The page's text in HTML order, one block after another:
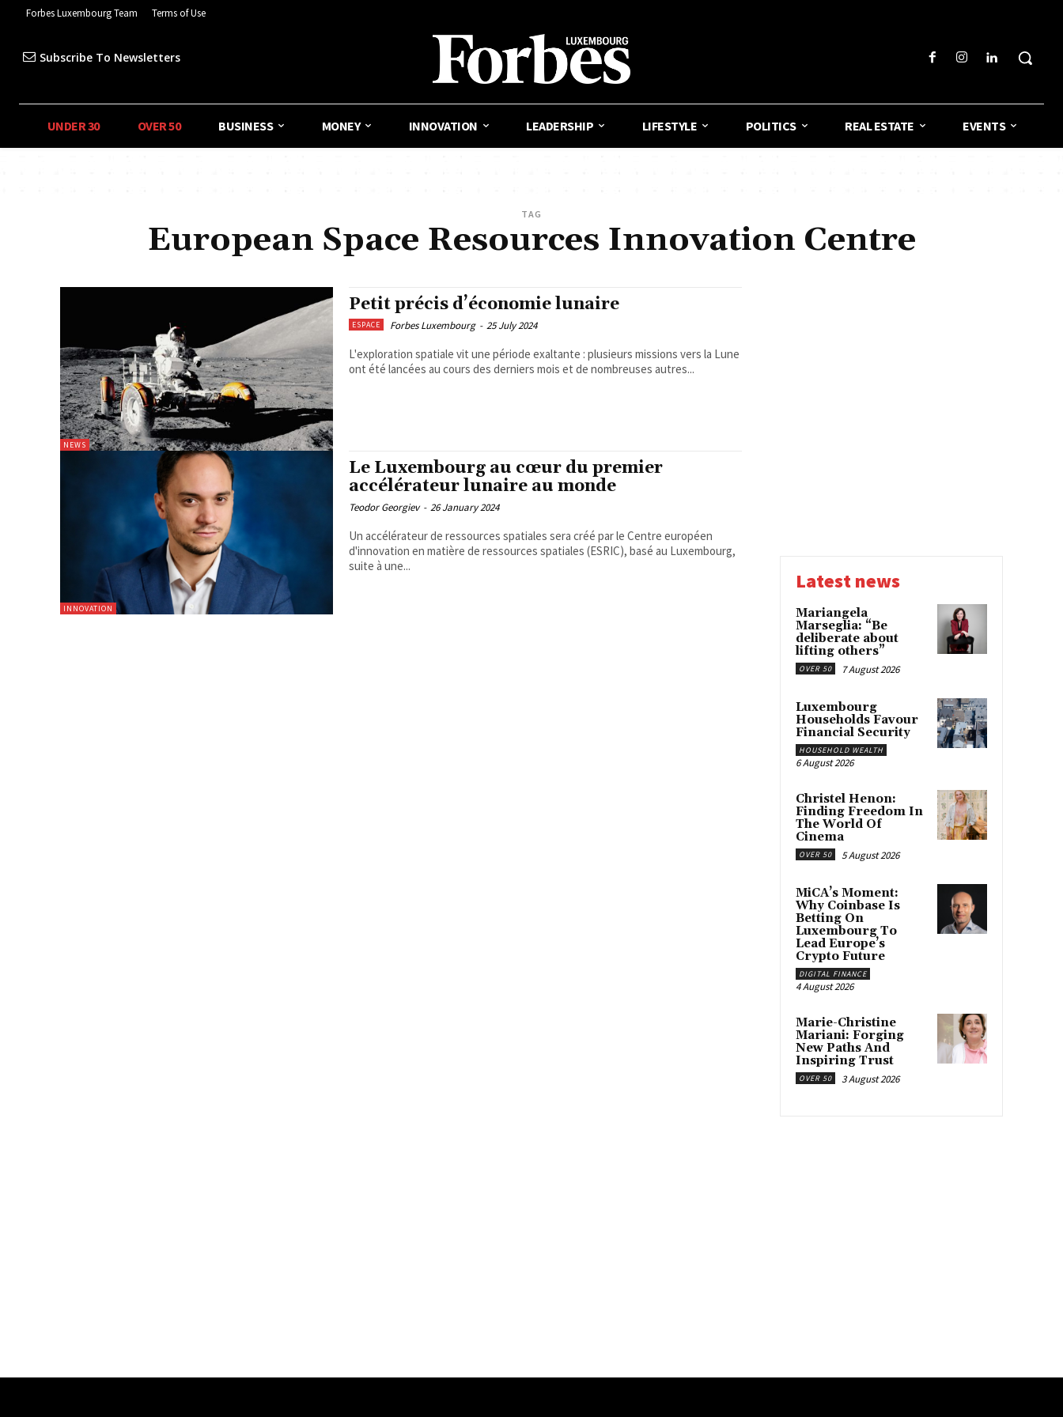
Forbes Luxembourg Team Terms of Use
Subscribe To Newsletters
UNDER 30 OVER 50 BUSINESS MONEY INNOVATION LEADERSHIP LIFESTYLE POLITICS REAL ESTATE EVENTS
TAG
European Space Resources Innovation Centre
NEWS
Petit précis d’économie lunaire
ESPACE Forbes Luxembourg - 25 July 2024
L'exploration spatiale vit une période exaltante : plusieurs missions vers la Lune
ont été lancées au cours des derniers mois et de nombreuses autres...
INNOVATION
Le Luxembourg au cœur du premier
accélérateur lunaire au monde
Teodor Georgiev - 26 January 2024
Un accélérateur de ressources spatiales sera créé par le Centre européen
d'innovation en matière de ressources spatiales (ESRIC), basé au Luxembourg,
suite à une...
Latest news
Mariangela
Marseglia: “Be
deliberate about
lifting others”
OVER 50 7 August 2026
Luxembourg
Households Favour
Financial Security
HOUSEHOLD WEALTH
6 August 2026
Christel Henon:
Finding Freedom In
The World Of
Cinema
OVER 50 5 August 2026
MiCA’s Moment:
Why Coinbase Is
Betting On
Luxembourg To
Lead Europe’s
Crypto Future
DIGITAL FINANCE
4 August 2026
Marie-Christine
Mariani: Forging
New Paths And
Inspiring Trust
OVER 50 3 August 2026